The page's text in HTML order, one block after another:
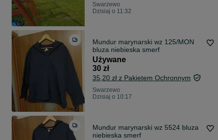
Swarzewo
Dzisiaj o 11:32
Mundur marynarski wz 125/MON
bluza niebieska smerf
Używane
30 zł
35,20 zł z Pakietem Ochronnym
Swarzewo
Dzisiaj o 10:17
Mundur marynarski wz 5524 bluza
niebieska smerf